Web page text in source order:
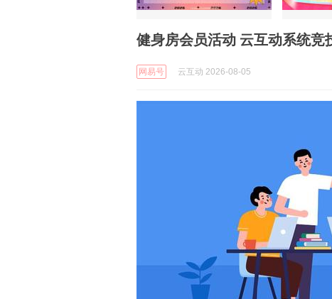
健身房会员活动 云互动系统竞
网易号 云互动 2026-08-05